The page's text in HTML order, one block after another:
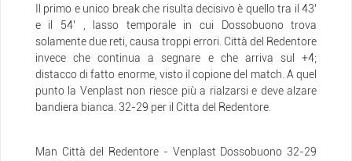
Il primo e unico break che risulta decisivo è quello tra il 43’
e il 54’ , lasso temporale in cui Dossobuono trova
solamente due reti, causa troppi errori. Città del Redentore
invece che continua a segnare e che arriva sul +4;
distacco di fatto enorme, visto il copione del match. A quel
punto la Venplast non riesce più a rialzarsi e deve alzare
bandiera bianca. 32-29 per il Citta del Redentore.
Man Città del Redentore - Venplast Dossobuono 32-29